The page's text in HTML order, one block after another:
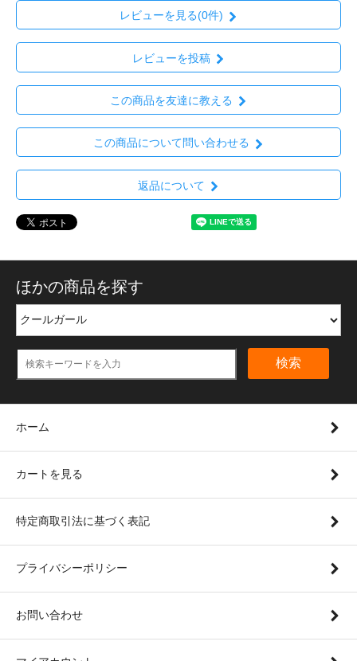
レビューを見る(0件)
レビューを投稿
この商品を友達に教える
この商品について問い合わせる
返品について
ほかの商品を探す
検索
ホーム
カートを見る
特定商取引法に基づく表記
プライバシーポリシー
お問い合わせ